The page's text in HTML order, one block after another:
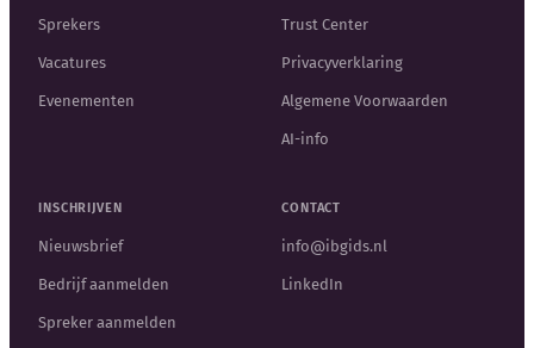
Sprekers
Vacatures
Evenementen
Trust Center
Privacyverklaring
Algemene Voorwaarden
AI-info
INSCHRIJVEN
Nieuwsbrief
Bedrijf aanmelden
Spreker aanmelden
CONTACT
info@ibgids.nl
LinkedIn